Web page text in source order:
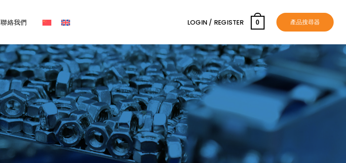
聯絡我們 LOGIN / REGISTER 0 產品搜尋器